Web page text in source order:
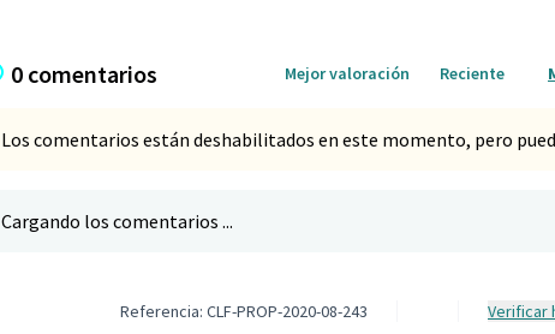
0 comentarios Mejor valoración Reciente
Los comentarios están deshabilitados en este momento, pero
Cargando los comentarios ...
Referencia: CLF-PROP-2020-08-243